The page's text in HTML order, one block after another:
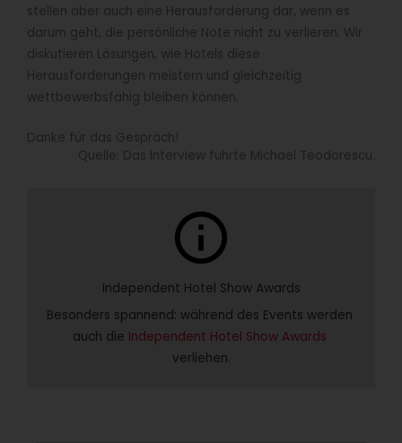
stellen aber auch eine Herausforderung dar, wenn es
darum geht, die persönliche Note nicht zu verlieren. Wir
diskutieren Lösungen, wie Hotels diese
Herausforderungen meistern und gleichzeitig
wettbewerbsfähig bleiben können.
Danke für das Gespräch!
Quelle: Das Interview führte Michael Teodorescu.
info
Independent Hotel Show Awards
Besonders spannend: während des Events werden
auch die Independent Hotel Show Awards
verliehen.